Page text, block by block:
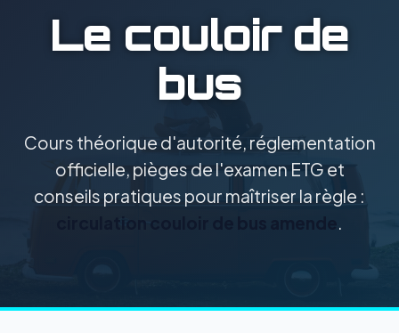
Le couloir de
bus
Cours théorique d'autorité, réglementation
officielle, pièges de l'examen ETG et
conseils pratiques pour maîtriser la règle :
circulation couloir de bus amende .